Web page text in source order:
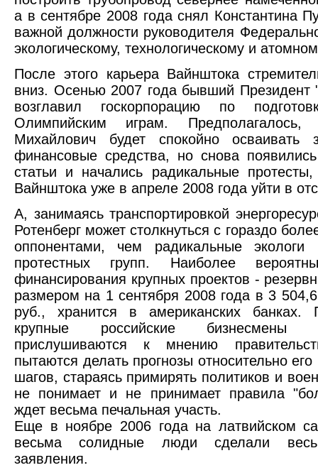
а в сентябре 2008 года снял Константина
важной должности руководителя
экологическому, технологическому и
После этого карьера Вайнштока
вниз. Осенью 2007 года бывший Президент
возглавил госкорпорацию по
Олимпийским играм.
Михайлович будет спокойно осваивать
финансовые средства, но снова появились
статьи и начались радикальные
Вайнштока уже в апреле 2008 года уйти в
А, занимаясь транспортировкой
Ротенберг может столкнуться с гораздо
оппонентами, чем радикальные экологи
протестных групп. Наиболее
финансирования крупных проектов -
размером на 1 сентября 2008 года в 3
руб., хранится в американских банках.
крупные российские бизнесмены
прислушиваются к мнению
пытаются делать прогнозы относительно его
шагов, стараясь примирять политиков и
не понимает и не принимает правила
ждет весьма печальная участь.
Еще в ноябре 2006 года на латвийском
весьма солидные люди сделали
заявления.